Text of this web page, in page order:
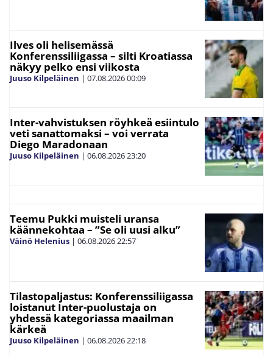
Ilves oli helisemässä
Konferenssiliigassa – silti Kroatiassa
näkyy pelko ensi viikosta
Juuso Kilpeläinen | 07.08.202600:09
Inter-vahvistuksen röyhkeä esiintulo
veti sanattomaksi – voi verrata
Diego Maradonaan
Juuso Kilpeläinen | 06.08.202623:20
Teemu Pukki muisteli uransa
käännekohtaa – ”Se oli uusi alku”
Väinö Helenius | 06.08.202622:57
Tilastopaljastus: Konferenssiliigassa
loistanut Inter-puolustaja on
yhdessä kategoriassa maailman
kärkeä
Juuso Kilpeläinen | 06.08.202622:18